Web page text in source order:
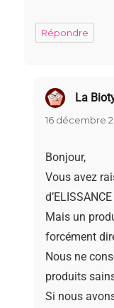
Répondre
La
16 décembre
Bonjour,
Vous avez
Mais un
forcément
Nous ne
produits
Si nous